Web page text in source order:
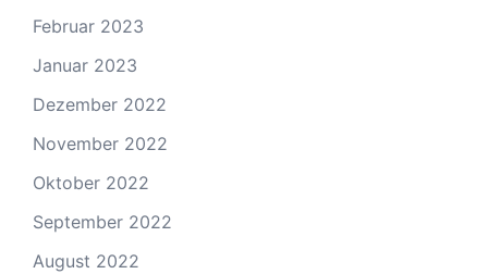
Februar 2023
Januar 2023
Dezember 2022
November 2022
Oktober 2022
September 2022
August 2022